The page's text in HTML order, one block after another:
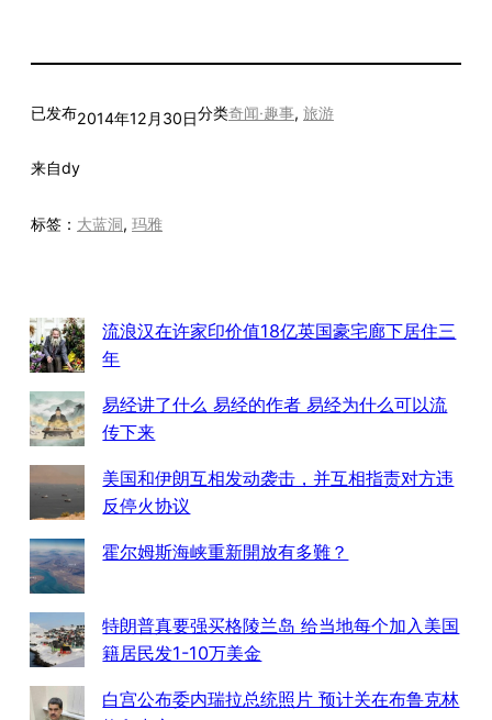
已发布2014年12月30日分类奇闻·趣事, 旅游
来自dy
标签： 大蓝洞, 玛雅
流浪汉在许家印价值18亿英国豪宅廊下居住三
年
易经讲了什么 易经的作者 易经为什么可以流
传下来
美国和伊朗互相发动袭击，并互相指责对方违
反停火协议
霍尔姆斯海峡重新開放有多難？
特朗普真要强买格陵兰岛 给当地每个加入美国
籍居民发1-10万美金
白宫公布委内瑞拉总统照片 预计关在布鲁克林